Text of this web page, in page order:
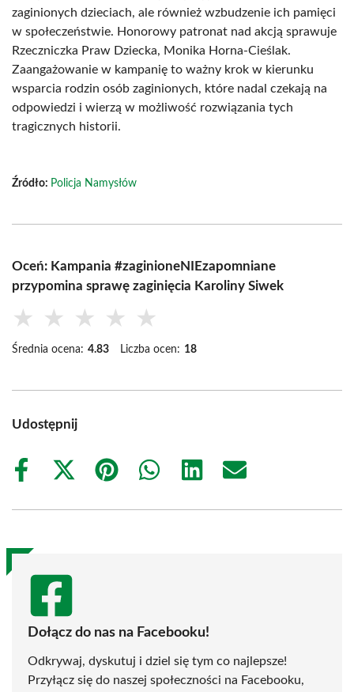
zaginionych dzieciach, ale również wzbudzenie ich pamięci
w społeczeństwie. Honorowy patronat nad akcją sprawuje
Rzeczniczka Praw Dziecka, Monika Horna-Cieślak.
Zaangażowanie w kampanię to ważny krok w kierunku
wsparcia rodzin osób zaginionych, które nadal czekają na
odpowiedzi i wierzą w możliwość rozwiązania tych
tragicznych historii.
Źródło: Policja Namysłów
Oceń: Kampania #zaginioneNIEzapomniane
przypomina sprawę zaginięcia Karoliny Siwek
★ ★ ★ ★ ★
Średnia ocena: 4.83 Liczba ocen: 18
Udostępnij
Share
Share
(Twitter)
Share
Share
Share
Share
Dołącz do nas na Facebooku!
Odkrywaj, dyskutuj i dziel się tym co najlepsze!
Przyłącz się do naszej społeczności na Facebooku,